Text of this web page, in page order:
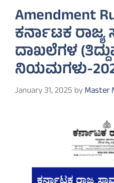
Amendment
ಕರ್ನಾಟಕ
ದಾಖಲೆಗಳ
ನಿಯಮಗಳು-
January 31, 2025 byMaster